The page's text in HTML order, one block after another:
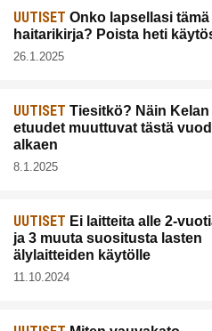
UUTISET Onko lapsellasi tämä
haitarikirja? Poista heti
26.1.2025
UUTISET Tiesitkö? Näin Kelan
etuudet muuttuvat tästä
alkaen
8.1.2025
UUTISET Ei laitteita alle 2-
ja 3 muuta suositusta lasten
älylaitteiden käytölle
11.10.2024